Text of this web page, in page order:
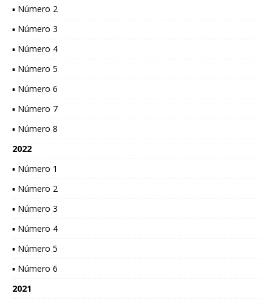
▪ Número 2
▪ Número 3
▪ Número 4
▪ Número 5
▪ Número 6
▪ Número 7
▪ Número 8
2022
▪ Número 1
▪ Número 2
▪ Número 3
▪ Número 4
▪ Número 5
▪ Número 6
2021